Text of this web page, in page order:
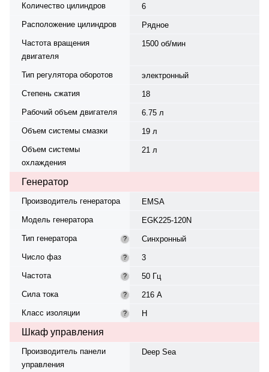
Количество цилиндров
6
Расположение цилиндров
Рядное
Частота вращения
двигателя
1500 об/мин
Тип регулятора оборотов
электронный
Степень сжатия
18
Рабочий объем двигателя
6.75 л
Объем системы смазки
19 л
Объем системы
охлаждения
21 л
Генератор
Производитель генератора
EMSA
Модель генератора
EGK225-120N
Тип генератора
?
Синхронный
Число фаз
?
3
Частота
?
50 Гц
Сила тока
?
216 А
Класс изоляции
? H
Шкаф управления
Производитель панели
управления
Deep Sea